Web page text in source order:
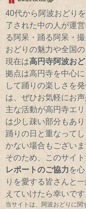
40代から阿波おどり
了された中の人が運
る阿呆・踊る阿呆・
おどりの魅力や全国
現在は高円寺阿波お
拠点は高円寺を中心
して踊りの楽しさを
は、ぜひお気軽にお
主な活動が高円寺エ
は少し疎い部分もあ
踊りの日と重なって
かない場合もございま
そのため、このサイ
レポートのご協力を
りを愛する皆さんと
えていけたら幸いです
当サイトは、阿波おどりに関